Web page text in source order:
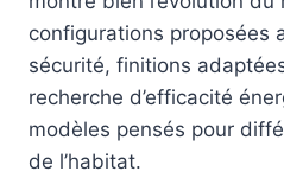
configurations proposées
sécurité, finitions
recherche d’efficacité
modèles pensés pour
de l’habitat.